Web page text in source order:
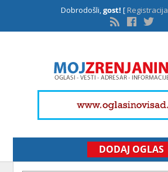
Dobrodošli,gost! [Registracija
DODAJ OGLAS